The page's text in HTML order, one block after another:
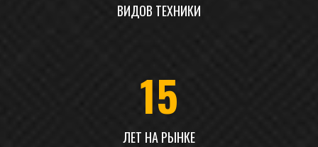
ВИДОВ ТЕХНИКИ
15
ЛЕТ НА РЫНКЕ